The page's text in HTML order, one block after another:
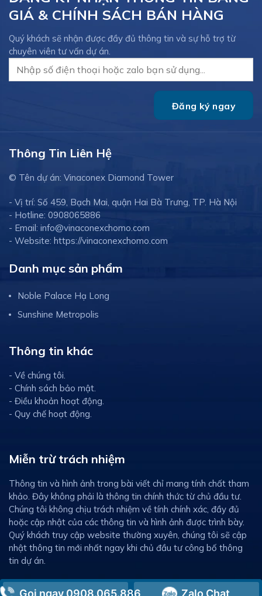
GIÁ & CHÍNH SÁCH BÁN HÀNG
Quý khách sẽ nhận được đầy đủ thông tin và sự hỗ trợ từ
chuyên viên tư vấn dự án.
Thông Tin Liên Hệ
© Tên dự án: Vinaconex Diamond Tower
- Vị trí: Số 459, Bạch Mai, quận Hai Bà Trưng, TP. Hà Nội
- Hotline: 0908065886
- Email: info@vinaconexchomo.com
- Website: https://vinaconexchomo.com
Danh mục sản phẩm
Noble Palace Hạ Long
Sunshine Metropolis
Thông tin khác
- Về chúng tôi.
- Chính sách bảo mật.
- Điều khoản hoạt động.
- Quy chế hoạt động.
Miễn trừ trách nhiệm
Thông tin và hình ảnh trong bài viết chỉ mang tính chất tham
khảo. Đây không phải là thông tin chính thức từ chủ đầu tư.
Chúng tôi không chịu trách nhiệm về tính chính xác, đầy đủ
hoặc cập nhật của các thông tin và hình ảnh được trình bày.
Quý khách truy cập website thường xuyên, chúng tôi sẽ cập
nhật thông tin mới nhất ngay khi chủ đầu tư công bố thông
tin dự án.
Gọi ngay 0908.065.886 Zalo Chat